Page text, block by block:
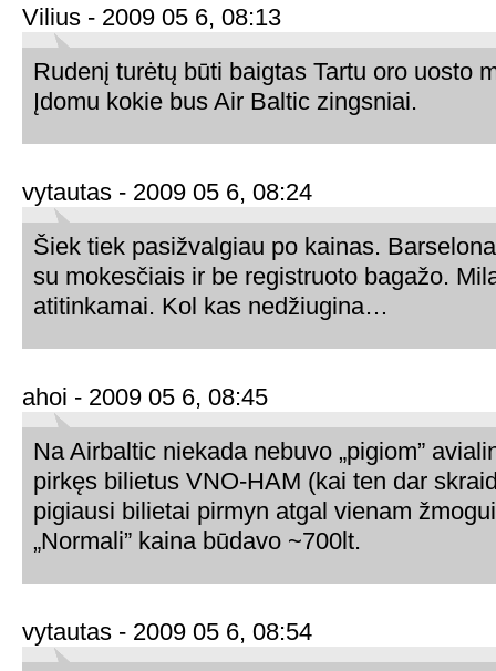
Vilius - 2009 05 6, 08:13
Rudenį turėtų būti baigtas Tartu oro uosto
Įdomu kokie bus Air Baltic zingsniai.
vytautas - 2009 05 6, 08:24
Šiek tiek pasižvalgiau po kainas.
su mokesčiais ir be registruoto bagažo.
atitinkamai. Kol kas nedžiugina…
ahoi - 2009 05 6, 08:45
Na Airbaltic niekada nebuvo „pigiom”
pirkęs bilietus VNO-HAM (kai ten dar
pigiausi bilietai pirmyn atgal vienam
„Normali” kaina būdavo ~700lt.
vytautas - 2009 05 6, 08:54